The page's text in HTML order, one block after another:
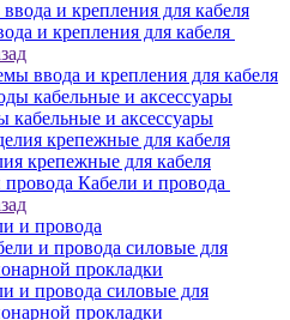
и крепления для кабеля
ввода и крепления для кабеля
кабельные и аксессуары
крепежные для кабеля
Кабели и провода
и провода
и провода силовые для
прокладки